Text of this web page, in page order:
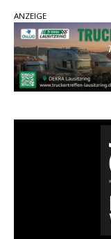
Chris
täglich
ANZEIGE